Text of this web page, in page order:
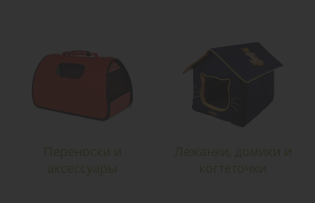
Переноски и
аксессуары
Лежанки, домики и
когтеточки